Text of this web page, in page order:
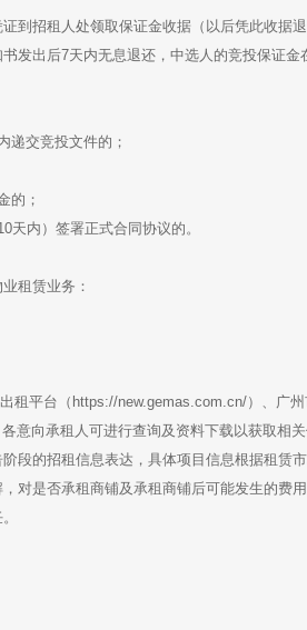
到招租人处领取保证金收据（以后凭此收据
发出后7天内无息退还，中选人的竞投保证金
递交竞投文件的；
的；
天内）签署正式合同协议的。
租赁业务：
租平台（https://new.gemas.com.cn/）、广
意向承租人可进行查询及资料下载以获取相关
段的招租信息表达，具体项目信息根据租赁
对是否承租商铺及承租商铺后可能发生的费